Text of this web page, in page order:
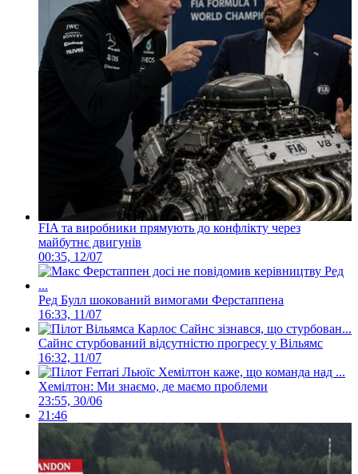
FIA та виробники прямують до конфлікту через
майбутнє двигунів
00:35, 12/07
Ред Булл шокований вимогами Ферстаппена
16:33, 11/07
Сайнс стурбований відсутністю прогресу у Вільямс
16:32, 11/07
Хемілтон: Ми знаємо, де маємо проблеми
23:55, 30/06
21:46